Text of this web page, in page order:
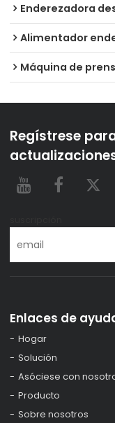
Enderezadora
Alimentador
Máquina de
Regístrese
Enlaces de
Hogar
Solución
Asóciese con
Producto
Sobre nosotros